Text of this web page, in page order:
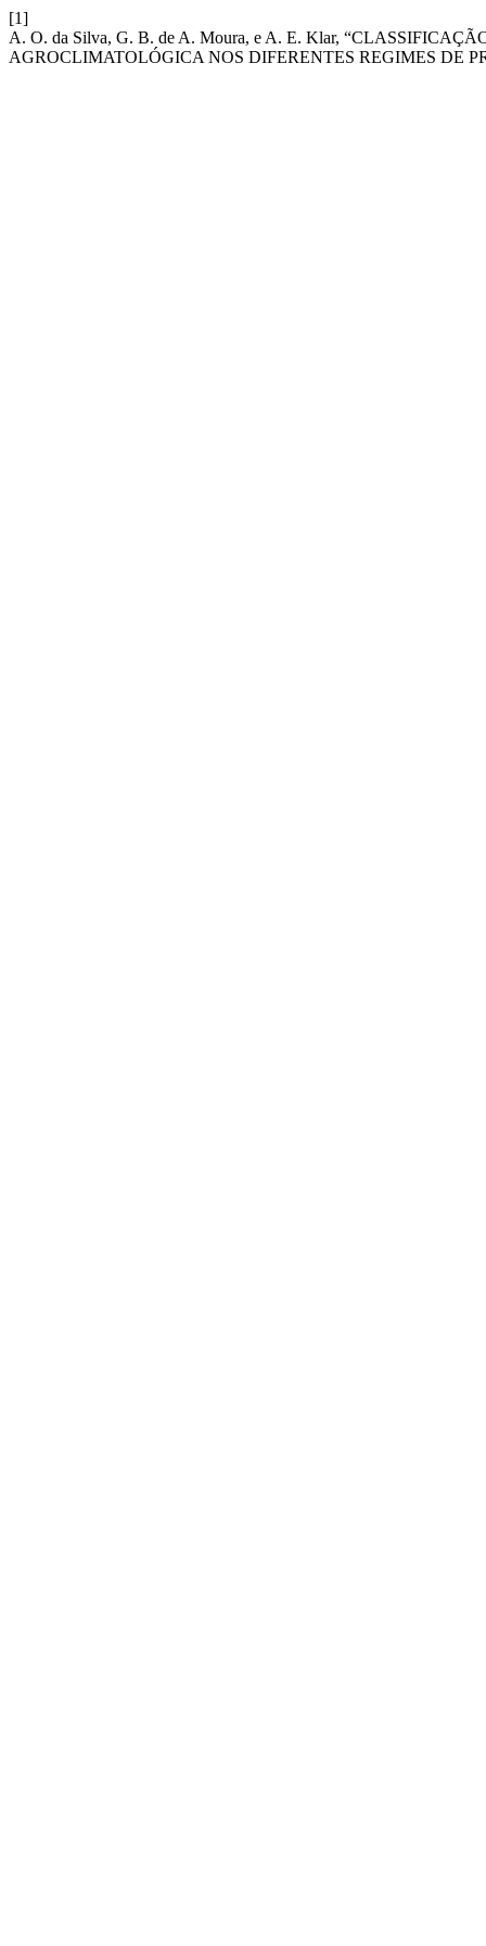
[1]
A. O. da Silva, G. B. de A. Moura, e A. E. Klar,
AGROCLIMATOLÓGICA NOS DIFERENTES REGIMES DE